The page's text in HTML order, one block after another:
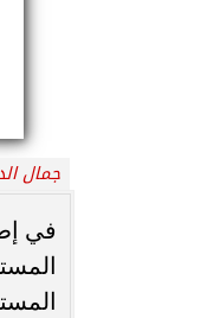
جمال
في
محافظ أسيوط :
الإشغالات بحي